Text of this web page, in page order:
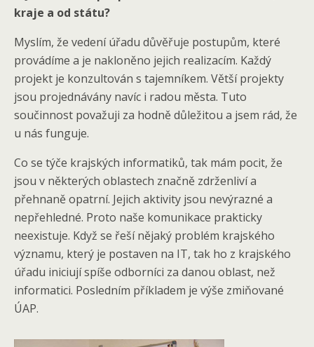
kraje a od státu?
Myslím, že vedení úřadu důvěřuje postupům, které
provádíme a je nakloněno jejich realizacím. Každý
projekt je konzultován s tajemníkem. Větší projekty
jsou projednávány navíc i radou města. Tuto
součinnost považuji za hodně důležitou a jsem rád, že
u nás funguje.
Co se týče krajských informatiků, tak mám pocit, že
jsou v některých oblastech značně zdrženliví a
přehnaně opatrní. Jejich aktivity jsou nevýrazné a
nepřehledné. Proto naše komunikace prakticky
neexistuje. Když se řeší nějaký problém krajského
významu, který je postaven na IT, tak ho z krajského
úřadu iniciují spíše odborníci za danou oblast, než
informatici. Posledním příkladem je výše zmiňované
ÚAP.